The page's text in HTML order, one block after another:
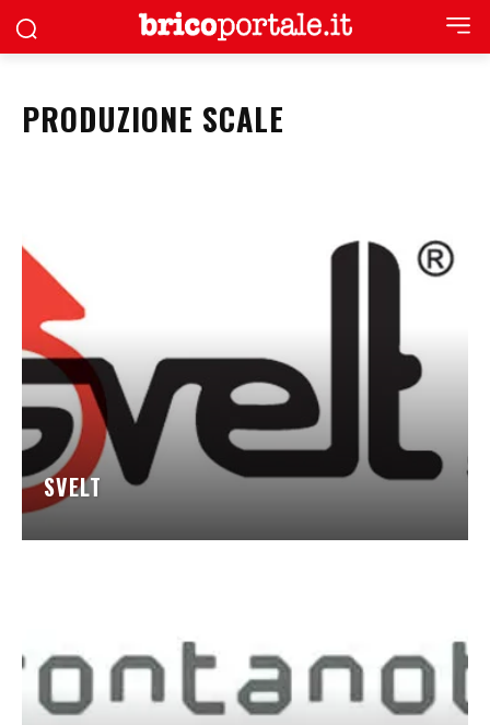
PRODUZIONE SCALE
SVELT